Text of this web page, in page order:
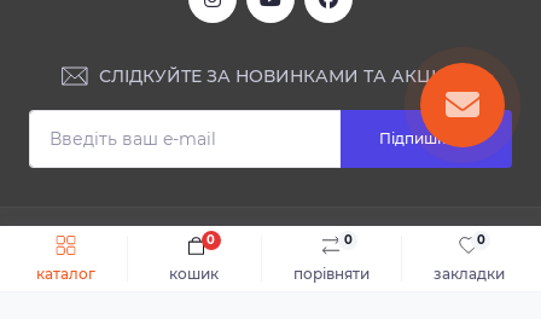
каталог порівняти
0
закладки
0
кошик
0
Швидке замовлення До кошика
СЛІДКУЙТЕ ЗА НОВИНКАМИ ТА АКЦІЯМИ:
Підпишіться
ІНФОРМАЦІЯ